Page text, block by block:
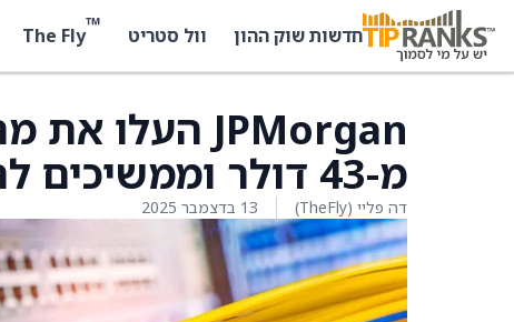
חדשות שוק ההון וול סטריט ™
The Fly
מ-43 דולר וממשיכים להחזיק בדירוג קנייה למניות
דה פליי (TheFly) 13 בדצמבר 2025